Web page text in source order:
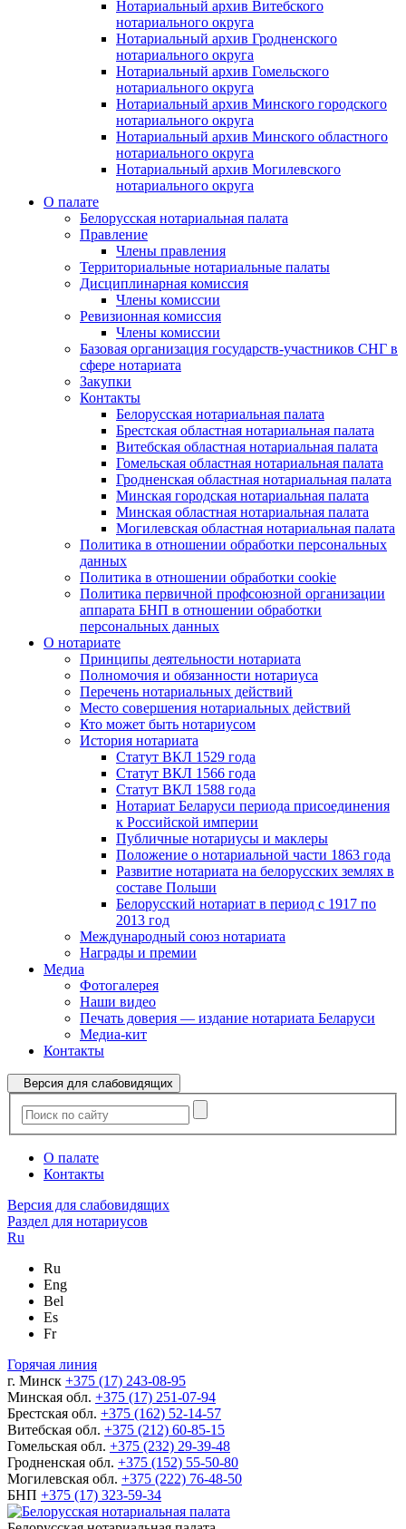
Нотариальный архив Витебского
нотариального округа
Нотариальный архив Гродненского
нотариального округа
Нотариальный архив Гомельского
нотариального округа
Нотариальный архив Минского городского
нотариального округа
Нотариальный архив Минского областного
нотариального округа
Нотариальный архив Могилевского
нотариального округа
О палате
Белорусская нотариальная палата
Правление
Члены правления
Территориальные нотариальные палаты
Дисциплинарная комиссия
Члены комиссии
Ревизионная комиссия
Члены комиссии
Базовая организация государств-участников СНГ в
сфере нотариата
Закупки
Контакты
Белорусская нотариальная палата
Брестская областная нотариальная палата
Витебская областная нотариальная палата
Гомельская областная нотариальная палата
Гродненская областная нотариальная палата
Минская городская нотариальная палата
Минская областная нотариальная палата
Могилевская областная нотариальная палата
Политика в отношении обработки персональных
данных
Политика в отношении обработки cookie
Политика первичной профсоюзной организации
аппарата БНП в отношении обработки
персональных данных
О нотариате
Принципы деятельности нотариата
Полномочия и обязанности нотариуса
Перечень нотариальных действий
Место совершения нотариальных действий
Кто может быть нотариусом
История нотариата
Статут ВКЛ 1529 года
Статут ВКЛ 1566 года
Статут ВКЛ 1588 года
Нотариат Беларуси периода присоединения
к Российской империи
Публичные нотариусы и маклеры
Положение о нотариальной части 1863 года
Развитие нотариата на белорусских землях в
составе Польши
Белорусский нотариат в период с 1917 по
2013 год
Международный союз нотариата
Награды и премии
Медиа
Фотогалерея
Наши видео
Печать доверия — издание нотариата Беларуси
Медиа-кит
Контакты
Версия для слабовидящих
О палате
Контакты
Версия для слабовидящих
Раздел для нотариусов
Ru
Ru
Eng
Bel
Es
Fr
Горячая линия
г. Минск +375 (17) 243-08-95
Минская обл. +375 (17) 251-07-94
Брестская обл. +375 (162) 52-14-57
Витебская обл. +375 (212) 60-85-15
Гомельская обл. +375 (232) 29-39-48
Гродненская обл. +375 (152) 55-50-80
Могилевская обл. +375 (222) 76-48-50
БНП +375 (17) 323-59-34